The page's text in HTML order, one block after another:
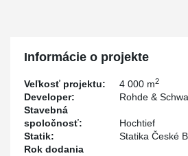
Informácie o projekte
Veľkosť projektu: 4 000 m2
Developer:
Rohde &
Stavebná
spoločnosť:
Hochtief
Statik:
Statika České
Rok dodania